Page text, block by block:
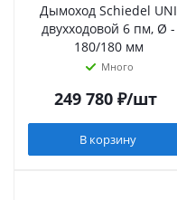
Дымоход Schiedel UNI
двухходовой 6 пм, Ø -
180/180 мм
Много
249 780₽/шт
В корзину